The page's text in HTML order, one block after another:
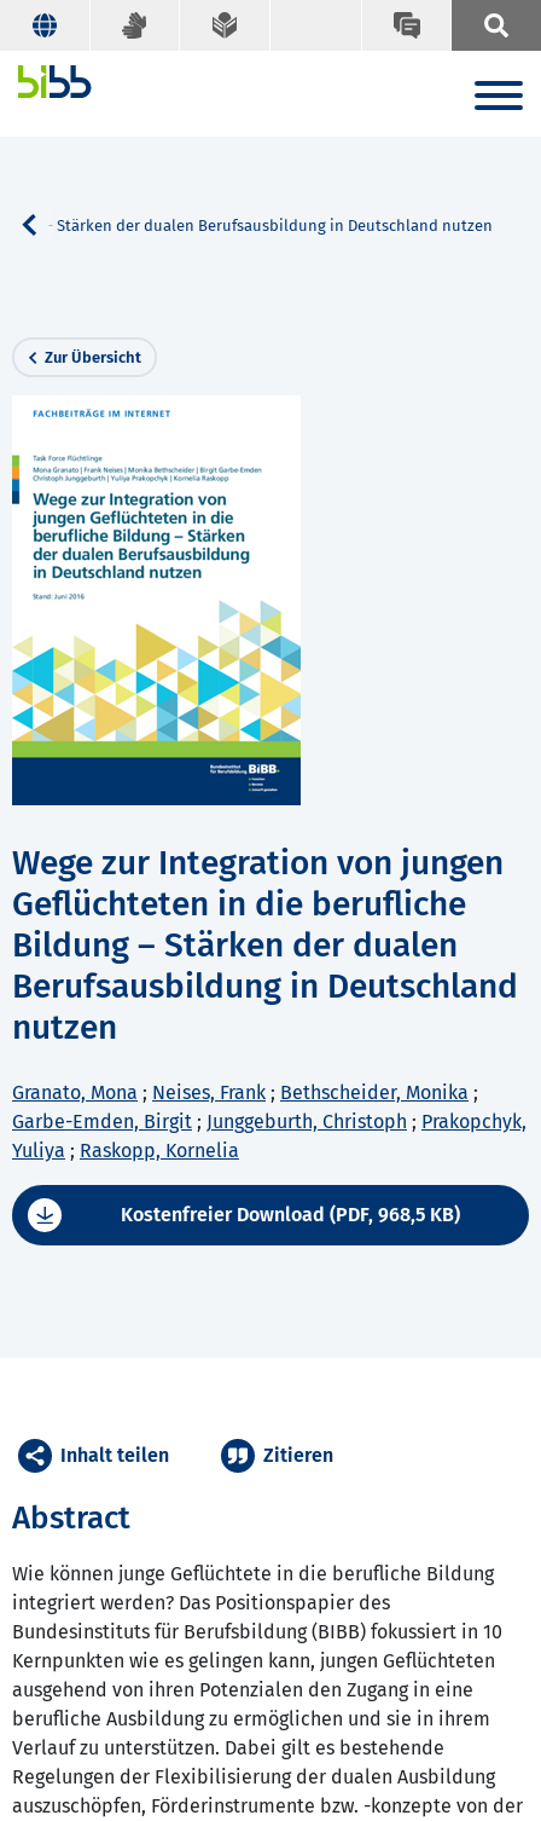
– Stärken der dualen Berufsausbildung in Deutschland nutzen
Zur Übersicht
Wege zur Integration von jungen
Geflüchteten in die berufliche
Bildung – Stärken der dualen
Berufsausbildung in Deutschland
nutzen
Granato, Mona ; Neises, Frank ; Bethscheider, Monika ;
Garbe-Emden, Birgit ; Junggeburth, Christoph ; Prakopchyk,
Yuliya ; Raskopp, Kornelia
Kostenfreier Download (PDF, 968,5 KB)
Abstract
Wie können junge Geflüchtete in die berufliche Bildung
integriert werden? Das Positionspapier des
Bundesinstituts für Berufsbildung (BIBB) fokussiert in 10
Kernpunkten wie es gelingen kann, jungen Geflüchteten
ausgehend von ihren Potenzialen den Zugang in eine
berufliche Ausbildung zu ermöglichen und sie in ihrem
Verlauf zu unterstützen. Dabei gilt es bestehende
Regelungen der Flexibilisierung der dualen Ausbildung
auszuschöpfen, Förderinstrumente bzw. -konzepte von der
Inhalt teilen Zitieren